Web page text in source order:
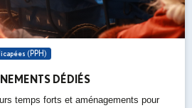
(PPH)
DÉDIÉS
temps forts et aménagements pour